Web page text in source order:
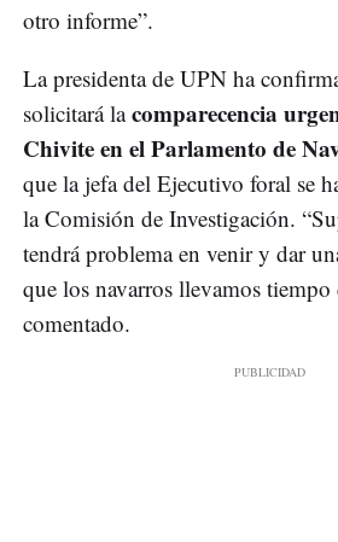
otro informe”.
La presidenta de UPN ha
solicitará lacomparecencia
Chivite en el Parlamento de
que la jefa del Ejecutivo foral se
la Comisión de Investigación.
tendrá problema en venir y dar
que los navarros llevamos tiempo
comentado.